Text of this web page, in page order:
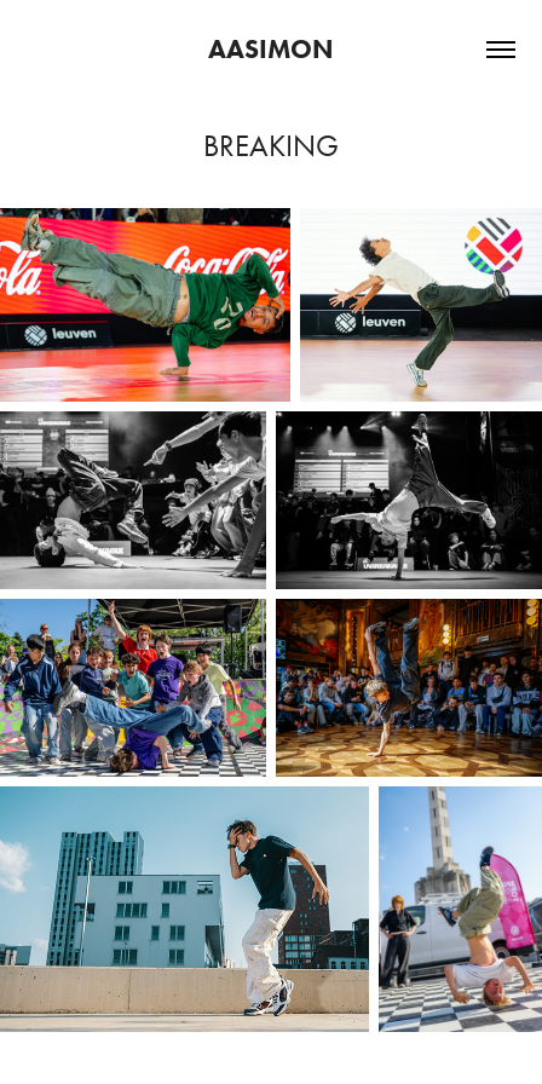
AASIMON
BREAKING